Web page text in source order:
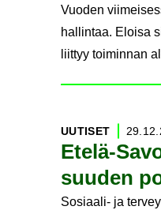
Vuoden
hallintaa. Eloisa
liittyy toiminnan
Etelä-​
suu­den
UU­TI­SET
Sosiaali- ja